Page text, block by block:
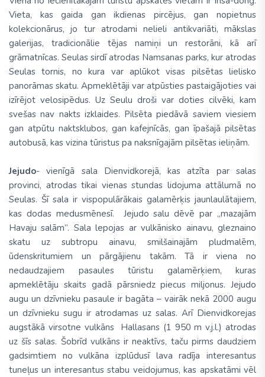
Vieta, kas gaida gan ikdienas pircējus, gan nopietnus
kolekcionārus, jo tur atrodami nelieli antikvariāti, mākslas
galerijas, tradicionālie tējas namiņi un restorāni, kā arī
grāmatnīcas. Seulas sirdī atrodas Namsanas parks, kur atrodas
Seulas tornis, no kura var aplūkot visas pilsētas lielisko
panorāmas skatu. Apmeklētāji var atpūsties pastaigājoties vai
izīrējot velosipēdus. Uz Seulu droši var doties cilvēki, kam
svešas nav nakts izklaides. Pilsēta piedāvā saviem viesiem
gan atpūtu naktsklubos, gan kafejnīcās, gan īpašajā pilsētas
autobusā, kas vizina tūristus pa naksnīgajām pilsētas ieliņām.
Jejudo- vienīgā sala Dienvidkorejā, kas atzīta par salas
provinci, atrodas tikai vienas stundas lidojuma attālumā no
Seulas. Šī sala ir vispopulārākais galamērķis jaunlaulātajiem,
kas dodas medusmēnesī. Jejudo salu dēvē par „mazajām
Havaju salām”. Sala lepojas ar vulkānisko ainavu, gleznaino
skatu uz subtropu ainavu, smilšainajām pludmalēm,
ūdenskritumiem un pārgājienu takām. Tā ir viena no
nedaudzajiem pasaules tūristu galamērķiem, kuras
apmeklētāju skaits gadā pārsniedz piecus miljonus. Jejudo
augu un dzīvnieku pasaule ir bagāta – vairāk nekā 2000 augu
un dzīvnieku sugu ir atrodamas uz salas. Arī Dienvidkorejas
augstākā virsotne vulkāns Hallasans (1 950 m v.j.l.) atrodas
uz šīs salas. Šobrīd vulkāns ir neaktīvs, taču pirms daudziem
gadsimtiem no vulkāna izplūdusī lava radīja interesantus
tuneļus un interesantus stabu veidojumus, kas apskatāmi vēl